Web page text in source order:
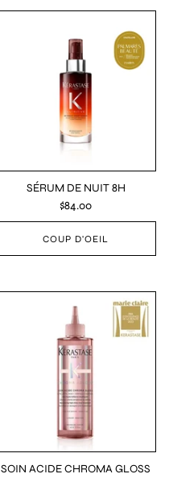
SÉRUM DE NUIT 8H
$84.00
COUP D'OEIL
SOIN ACIDE CHROMA GLOSS